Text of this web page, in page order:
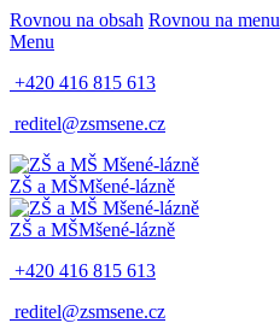
Rovnou na obsah Rovnou na menu
Menu
+420 416 815 613
reditel@zsmsene.cz
ZŠ a MŠMšené-lázně
ZŠ a MŠMšené-lázně
+420 416 815 613
reditel@zsmsene.cz